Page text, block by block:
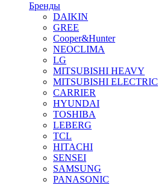
Бренды
DAIKIN
GREE
Cooper&Hunter
NEOCLIMA
LG
MITSUBISHI HEAVY
MITSUBISHI ELECTRIC
CARRIER
HYUNDAI
TOSHIBA
LEBERG
TCL
HITACHI
SENSEI
SAMSUNG
PANASONIC